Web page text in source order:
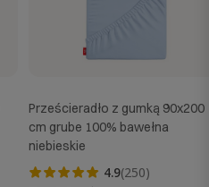
Prześcieradło z gumką 90x200
cm grube 100% bawełna
niebieskie
4.9(250)